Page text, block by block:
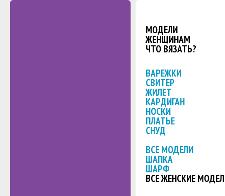
МОДЕЛИ
ЖЕНЩИНАМ
ЧТО ВЯЗАТЬ?
ВАРЕЖКИ
СВИТЕР
ЖИЛЕТ
КАРДИГАН
НОСКИ
ПЛАТЬЕ
СНУД
ВСЕ МОДЕЛИ
ШАПКА
ШАРФ
ВСЕ ЖЕНСКИЕ